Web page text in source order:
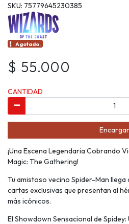
SKU: 75779645230385
Agotado.
$ 55.000
CANTIDAD
Encargar
¡Una Escena Legendaria Cobrando
Magic: The Gathering!
Tu amistoso vecino Spider-Man llega
cartas exclusivas que presentan al
más icónicos.
El Showdown Sensacional de